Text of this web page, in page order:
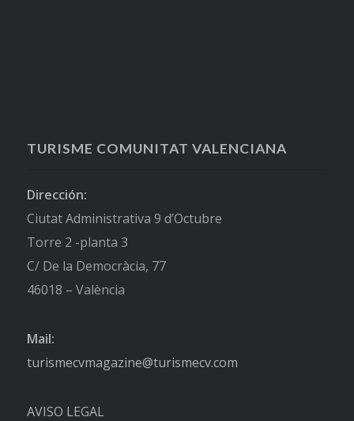
TURISME COMUNITAT VALENCIANA
Dirección:
Ciutat Administrativa 9 d’Octubre
Torre 2 -planta 3
C/ De la Democràcia, 77
46018 – València
Mail:
turismecvmagazine@turismecv.com
AVISO LEGAL